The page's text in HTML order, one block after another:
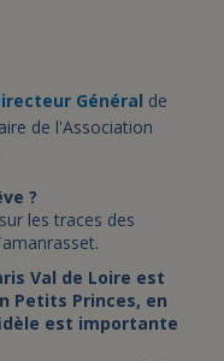
Général de
de l'Association
?
les traces des
Val de Loire est
Petits Princes, en
est importante